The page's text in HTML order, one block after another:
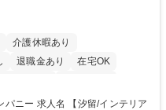
介護休暇あり
退職金あり
在宅OK
インテリア